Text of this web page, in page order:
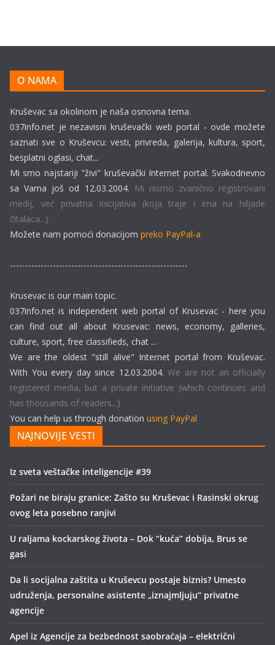
O NAMA
Kruševac sa okolinom je naša osnovna tema.
037info.net je nezavisni kruševački web portal - ovde možete
saznati sve o Kruševcu: vesti, privreda, galerija, kultura, sport,
besplatni oglasi, chat...
Mi smo najstariji "živi" kruševački Internet portal. Svakodnevno
sa Vama još od 12.03.2004. Mi nismo zvanično registrovani
medij, već privatna inicijativa (koja traje i ima na hiljade
čitalaca...).
Možete nam pomoći donacijom preko PayPal-a
----------------------------------------------------------
Krusevac is our main topic.
037info.net is independent web portal of Krusevac - here you
can find out all about Krusevac: news, economy, galleries,
culture, sport, free classifieds, chat ...
We are the oldest "still alive" Internet portal from Kruševac.
With You every day since 12.03.2004. We are not an officially
registered media, but a private initiative (which continues and
has thousands of readers...).
You can help us through donation using PayPal
NAJNOVIJE VESTI
Iz sveta veštačke inteligencije #39
Požari ne biraju granice: Zašto su Kruševac i Rasinski okrug
ovog leta posebno ranjivi
U raljama kockarskog života – Dok “kuća” dobija, Brus se
gasi
Da li socijalna zaštita u Kruševcu postaje biznis? Umesto
udruženja, personalne asistente „iznajmljuju“ privatne
agencije
Apel iz Agencije za bezbednost saobraćaja – električni